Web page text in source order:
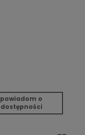
powiadom o
dostępności